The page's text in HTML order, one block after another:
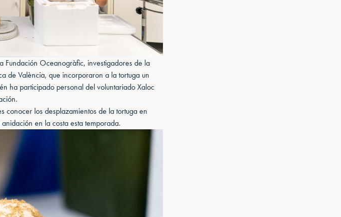
Fundación Oceanogràfic, investigadores de la
de València, que incorporaron a la tortuga un
ha participado personal del voluntariado Xaloc
conocer los desplazamientos de la tortuga en
en la costa esta temporada.